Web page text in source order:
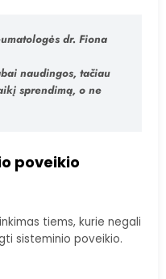
dr. Fiona
naudingos, tačiau
sprendimą, o ne
poveikio
tiems, kurie negali
sisteminio poveikio.